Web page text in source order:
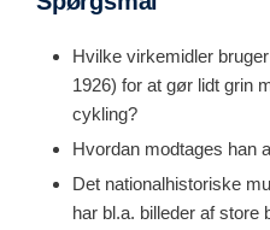
Hvilke virkemidler
1926) for at gør lidt grin
cykling?
Hvordan modtages han
Det nationalhistoriske
har bl.a. billeder af store